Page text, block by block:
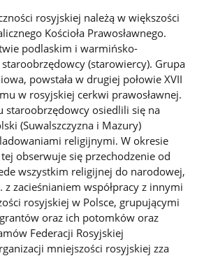
rosyjskiej należą w większości
Kościoła Prawosławnego.
podlaskim i warmińsko-
(starowiercy). Grupa
powstała w drugiej połowie XVII
w rosyjskiej cerkwi prawosławnej.
staroobrzędowcy osiedlili się na
(Suwalszczyzna i Mazury)
religijnymi. W okresie
obserwuje się przechodzenie od
wszystkim religijnej do narodowej,
z zacieśnianiem współpracy z innymi
rosyjskiej w Polsce, grupującymi
oraz ich potomków oraz
Federacji Rosyjskiej
mniejszości rosyjskiej zza